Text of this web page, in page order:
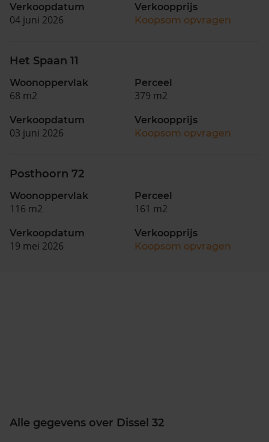
Verkoopdatum
04 juni 2026
Verkoopprijs
Koopsom opvragen
Het Spaan 11
Woonoppervlak
68 m2
Perceel
379 m2
Verkoopdatum
03 juni 2026
Verkoopprijs
Koopsom opvragen
Posthoorn 72
Woonoppervlak
116 m2
Perceel
161 m2
Verkoopdatum
19 mei 2026
Verkoopprijs
Koopsom opvragen
Alle gegevens over Dissel 32